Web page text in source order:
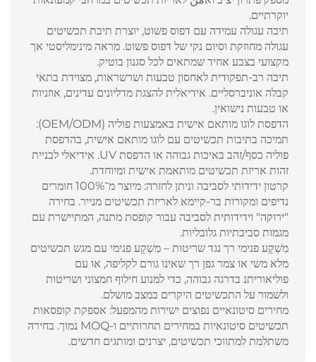
יוקרתיים.
תיבה עגולה עמידה עם דפוס פשוט, יוצרת תיבת תכשיטים
עגולה מחוזקת וסיום נקי של דפוס פשוט. מראה מינימליסטי אך
מקצועי בצבע אחיד שמתאים לכל סגנון בוטיק.
תיבה רב-תפקודית לאחסון טבעות ושרשראות, מצוידת בתאי
קבלה אוניברסליים. אידיאלית להצגת מדליונים עדינים, אוזניות
או טבעות נישואין.
הדפסת לוגו מותאם אישית באמצעות פוליה (OEM/ODM):
תמיכה בתיבות תכשיטים עם לוגו מותאם אישית, בהדפסת
פוליה כסף/זהב באיכות גבוהה או הדפסת UV. אידיאלי לבניית
זהות אריזת תכשיטים מותאמת אישית ומיוחדת.
קרטון ידידותי לסביבה וניתן לחזרה: מיוצר מ־100% חומרים
נדיפים ומקורות בר-קיימא לאריזת תכשיטים מנייר. בחירה
"ירוקה" וידידותית לסביבה עבור קופסת מתנה, המתיישרת עם
מגמות סביבתיות גלובליות.
מִשְׁקָע פנימי רך נגד שריטות – מִשְׁקָע פנימי עם מגש תכשיטים
מלא משי או צמר גפן רך שאינו גורם לקליפה, או עם
פוליאוריתנ בדרגה גבוהה, כדי למנוע חילוף חמצוני ושריטות
ולשמור על התכשיטים היקרים במצב מושלם.
מחירים סיטונאיים נפוצים ישירות מהמפעל: אספקת קופסאות
תכשיטים סיטונאיות במחירים תחרותיים ו-MOQ נמוך. בחירה
משתלמת למתווכי תכשיטים, יצרנים ומותגים חדשים.